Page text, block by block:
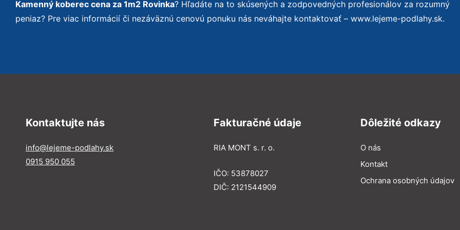
Kamenný koberec cena za 1m2 Rovinka? Hľadáte na to skúsených a zodpovedných profesionálov za rozumný
peniaz? Pre viac informácií či nezáväznú cenovú ponuku nás neváhajte kontaktovať – www.lejeme-podlahy.sk.
Kontaktujte nás
info@lejeme-podlahy.sk
0915 950 055
Fakturačné údaje
RIA MONT s. r. o.
IČO: 53878027
DIČ: 2121544909
Dôležité odkazy
O nás
Kontakt
Ochrana osobných údajov